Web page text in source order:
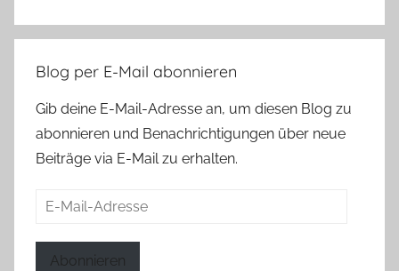
Blog per E-Mail abonnieren
Gib deine E-Mail-Adresse an, um diesen Blog zu
abonnieren und Benachrichtigungen über neue
Beiträge via E-Mail zu erhalten.
E-
Abonnieren